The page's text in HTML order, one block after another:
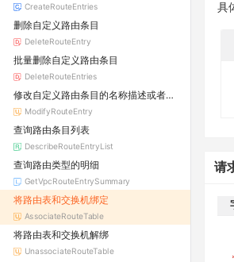
CreateRouteEntries
删除自定义路由条目
DeleteRouteEntry
批量删除自定义路由条目
DeleteRouteEntries
修改自定义路由条目的名称描述或者路由下一跳
ModifyRouteEntry
查询路由条目列表
DescribeRouteEntryList
查询路由类型的明细
GetVpcRouteEntrySummary
将路由表和交换机绑定
AssociateRouteTable
将路由表和交换机解绑
UnassociateRouteTable
具
请